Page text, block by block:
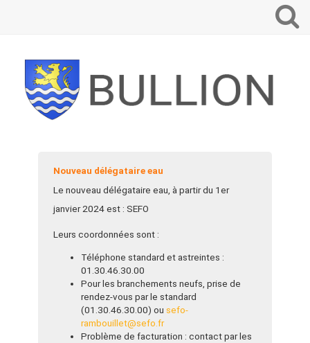
Que
voulez-
Nouveau délégataire eau
Le nouveau délégataire eau, à partir du 1er
janvier 2024 est : SEFO
Leurs coordonnées sont :
Téléphone standard et astreintes :
01.30.46.30.00
Pour les branchements neufs, prise de
rendez-vous par le standard
(01.30.46.30.00) ou sefo-
rambouillet@sefo.fr
Problème de facturation : contact par les